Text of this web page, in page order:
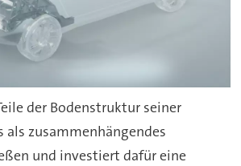
der Bodenstruktur seiner
zusammenhängendes
und investiert dafür eine